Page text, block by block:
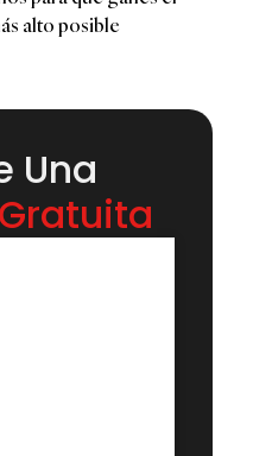
alto posible
Una
Gratuita